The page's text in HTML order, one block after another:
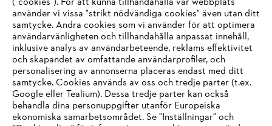
Företaget
STIHL FAQ
använder vi vissa "strikt nödvändiga cookies" även utan ditt
samtycke. Andra cookies som vi använder för att optimera
användarvänligheten och tillhandahålla anpassat innehåll,
inklusive analys av användarbeteende, reklams effektivitet
och skapandet av omfattande användarprofiler, och
personalisering av annonserna placeras endast med ditt
samtycke. Cookies används av oss och tredje parter (t.ex.
Google eller Tealium). Dessa tredje parter kan också
behandla dina personuppgifter utanför Europeiska
ekonomiska samarbetsområdet. Se "Inställningar" och